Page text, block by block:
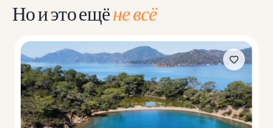
Но и это ещёне всё